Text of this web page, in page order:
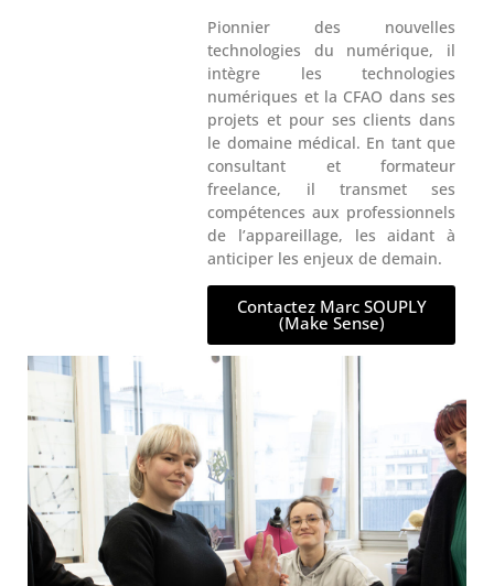
Pionnier des nouvelles
technologies du numérique, il
intègre les technologies
numériques et la CFAO dans ses
projets et pour ses clients dans
le domaine médical. En tant que
consultant et formateur
freelance, il transmet ses
compétences aux professionnels
de l’appareillage, les aidant à
anticiper les enjeux de demain.
Contactez Marc SOUPLY
(Make Sense)